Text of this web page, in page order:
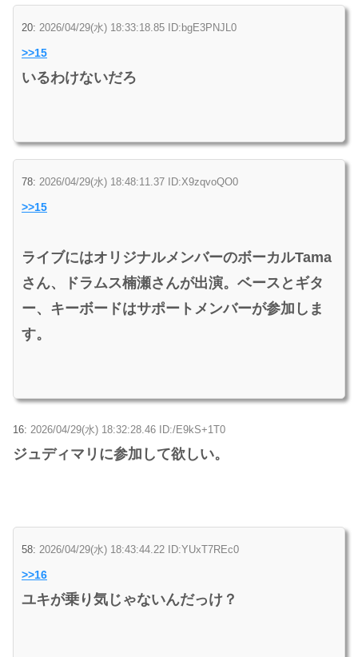
20: 2026/04/29(水) 18:33:18.85 ID:bgE3PNJL0
>>15
いるわけないだろ
78: 2026/04/29(水) 18:48:11.37 ID:X9zqvoQO0
>>15
ライブにはオリジナルメンバーのボーカルTama
さん、ドラムス楠瀬さんが出演。ベースとギタ
ー、キーボードはサポートメンバーが参加しま
す。
16: 2026/04/29(水) 18:32:28.46 ID:/E9kS+1T0
ジュディマリに参加して欲しい。
58: 2026/04/29(水) 18:43:44.22 ID:YUxT7REc0
>>16
ユキが乗り気じゃないんだっけ？